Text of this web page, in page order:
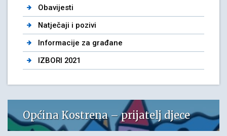
Obavijesti
Natječaji i pozivi
Informacije za građane
IZBORI 2021
Općina Kostrena – prijatelj djece